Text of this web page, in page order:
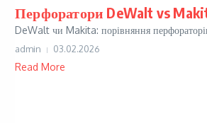
Перфоратори DeWalt vs
DeWalt чи Makita: порівняння
admin 03.02.2026
Read More